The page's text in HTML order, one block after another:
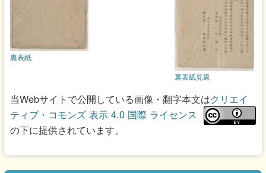
裏表紙見返
裏表紙
当Webサイトで公開している画像・翻字本文はクリエイ
ティブ・コモンズ 表示 4.0 国際 ライセンス
の下に提供されています。